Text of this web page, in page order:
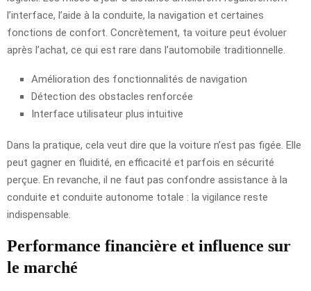
l’interface, l’aide à la conduite, la navigation et certaines
fonctions de confort. Concrètement, ta voiture peut évoluer
après l’achat, ce qui est rare dans l’automobile traditionnelle.
Amélioration des fonctionnalités de navigation
Détection des obstacles renforcée
Interface utilisateur plus intuitive
Dans la pratique, cela veut dire que la voiture n’est pas figée. Elle
peut gagner en fluidité, en efficacité et parfois en sécurité
perçue. En revanche, il ne faut pas confondre assistance à la
conduite et conduite autonome totale : la vigilance reste
indispensable.
Performance financière et influence sur
le marché